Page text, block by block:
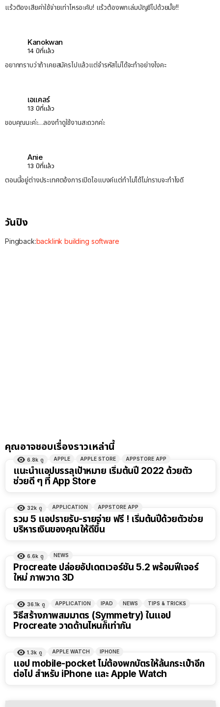
แร้วติองเสียค่าใช้จ่ายเท่าไหรอะคับ! แร้วต้องพกเล่มบัญชีไปด้วยมั้ย!!
Kanokwan
14 ปีที่แล้ว
อยากทราบว่าถ้าเคยสมัครไปแล้วแต่จำรหัสไม่ได้จะทำอย่างไงคะ
เอแคลร์
13 ปีที่แล้ว
ขอบคุณนะค่ะ…ลองทำดูใช้งานสะดวกค่ะ
Anie
13 ปีที่แล้ว
ตอนนี้อยู่ต่างประเทศตอ้งการเปิดไอแบงค์แต่ทำไม่ได้ไม่ทราบจะทำไงดี
วันปิง
Pingback:backlink building software
คุณอาจชอบเรื่องราวเหล่านี้
6.8k ดู APPLE APPLE STORE APPSTORE APP
แนะนำแอปบรรลุเป้าหมาย เริ่มต้นปี 2022 ด้วยตัว
ช่วยดี ๆ ที่ App Store
32k ดู APPLICATION APPSTORE APP
รวม 5 แอปรายรับ-รายจ่าย ฟรี ! เริ่มต้นปีด้วยตัวช่วย
บริหารเงินของคุณให้ดีขึ้น
6.6k ดู NEWS
Procreate ปล่อยอัปเดตเวอร์ชัน 5.2 พร้อมฟีเจอร์
ใหม่ ภาพวาด 3D
36.1k ดู APPLICATION IPAD NEWS TIPS & TRICKS
วิธีสร้างภาพสมมาตร (Symmetry) ในแอป
Procreate วาดด้านไหนก็เท่ากัน
1.3k ดู APPLE WATCH IPHONE
แอป mobile-pocket ไม่ต้องพกบัตรให้ล้นกระเป๋าอีก
ต่อไป สำหรับ iPhone และ Apple Watch